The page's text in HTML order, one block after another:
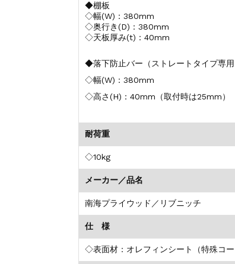
◆棚板
◇幅(W)：380mm
◇奥行き(D)：380mm
◇天板厚み(t)：40mm
◆落下防止バー（ストレートタイプ専
◇幅(W)：380mm
◇高さ(H)：40mm（取付時は25mm）
耐荷重
◇10kg
メーカー／品名
南海プライウッド／リブニッチ
仕 様
◇表面材：オレフィンシート（特殊コ